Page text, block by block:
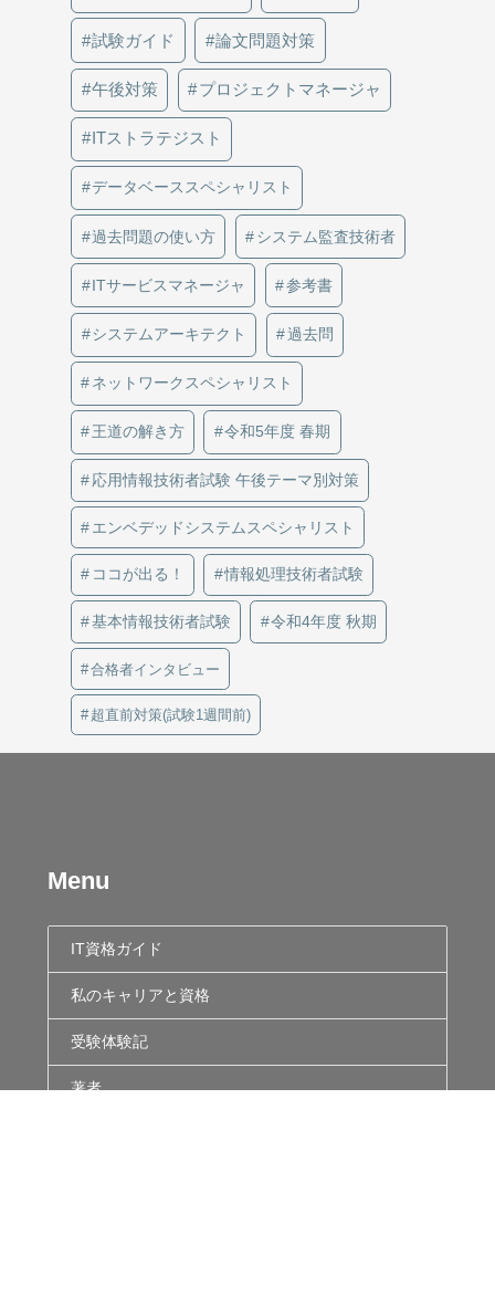
試験ガイド 論文問題対策
午後対策 プロジェクトマネージャ
ITストラテジスト
データベーススペシャリスト
過去問題の使い方 システム監査技術者
ITサービスマネージャ 参考書
システムアーキテクト 過去問
ネットワークスペシャリスト
王道の解き方 令和5年度 春期
応用情報技術者試験 午後テーマ別対策
エンベデッドシステムスペシャリスト
ココが出る！ 情報処理技術者試験
基本情報技術者試験 令和4年度 秋期
合格者インタビュー
超直前対策(試験1週間前)
Menu
IT資格ガイド
私のキャリアと資格
受験体験記
著者